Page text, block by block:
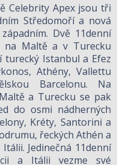
Celebrity Apex jsou tři
Středomoří a nová
Dvě 11denní
na Maltě a v Turecku
turecký Istanbul a Efez
Athény, Vallettu
Barcelonu. Na
a Turecku se pak
do osmi nádherných
Kréty, Santorini a
řeckých Athén a
Jedinečná 11denní
a Itálii vezme své